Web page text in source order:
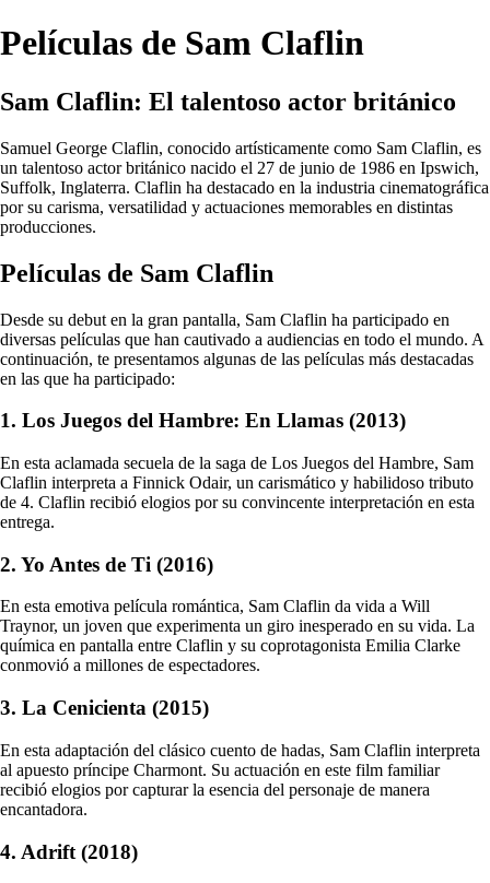
Películas de Sam Claflin
Sam Claflin: El talentoso actor británico
Samuel George Claflin, conocido artísticamente como Sam Claflin, es
un talentoso actor británico nacido el 27 de junio de 1986 en Ipswich,
Suffolk, Inglaterra. Claflin ha destacado en la industria cinematográfica
por su carisma, versatilidad y actuaciones memorables en distintas
producciones.
Películas de Sam Claflin
Desde su debut en la gran pantalla, Sam Claflin ha participado en
diversas películas que han cautivado a audiencias en todo el mundo. A
continuación, te presentamos algunas de las películas más destacadas
en las que ha participado:
1. Los Juegos del Hambre: En Llamas (2013)
En esta aclamada secuela de la saga de Los Juegos del Hambre, Sam
Claflin interpreta a Finnick Odair, un carismático y habilidoso tributo
de 4. Claflin recibió elogios por su convincente interpretación en esta
entrega.
2. Yo Antes de Ti (2016)
En esta emotiva película romántica, Sam Claflin da vida a Will
Traynor, un joven que experimenta un giro inesperado en su vida. La
química en pantalla entre Claflin y su coprotagonista Emilia Clarke
conmovió a millones de espectadores.
3. La Cenicienta (2015)
En esta adaptación del clásico cuento de hadas, Sam Claflin interpreta
al apuesto príncipe Charmont. Su actuación en este film familiar
recibió elogios por capturar la esencia del personaje de manera
encantadora.
4. Adrift (2018)